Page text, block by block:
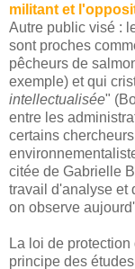
militant et
Autre public visé :
sont proches
pêcheurs de
exemple) et qui
intellectualisée"
entre les
certains
citée de Gabrielle
travail d'analyse et
on observe
La loi de
principe des